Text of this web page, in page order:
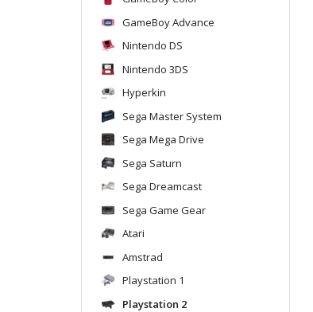
GameBoy Advance
Nintendo DS
Nintendo 3DS
Hyperkin
Sega Master System
Sega Mega Drive
Sega Saturn
Sega Dreamcast
Sega Game Gear
Atari
Amstrad
Playstation 1
Playstation 2